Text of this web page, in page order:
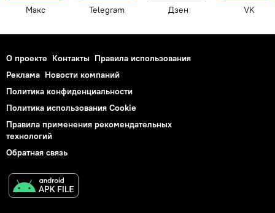
Макс Telegram Дзен VK
О проекте Контакты Правила использования
Реклама Новости компаний
Политика конфиденциальности
Политика использования Cookie
Правила применения рекомендательных
технологий
Обратная связь